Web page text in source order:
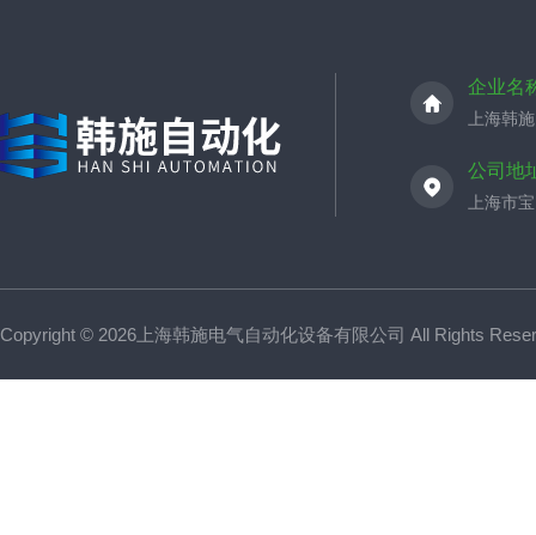
企业名
上海韩
公司地
上海市
Copyright © 2026上海韩施电气自动化设备有限公司 All Rights